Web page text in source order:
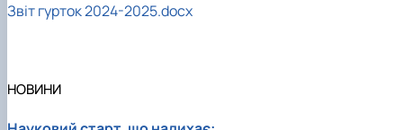
Звіт гурток 2024-2025.docx
НОВИНИ